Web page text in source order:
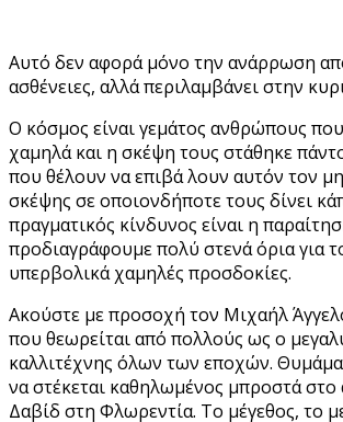
Αυτό δεν αφορά μόνο την ανάρρωση
ασθένειες, αλλά περιλαμβάνει στην
Ο κόσμος είναι γεμάτος ανθρώπους
χαμηλά και η σκέψη τους στάθηκε
που θέλουν να επιβά λουν αυτόν τον
σκέψης σε οποιονδήποτε τους δίνει
πραγματικός κίνδυνος είναι η
προδιαγράφουμε πολύ στενά όρια για
υπερβολικά χαμηλές προσδοκίες.
Ακούστε με προσοχή τον Μιχαήλ
που θεωρείται από πολλούς ως ο
καλλιτέχνης όλων των εποχών.
να στέκεται καθηλωμένος μπροστά στο
Δαβίδ στη Φλωρεντία. Το μέγεθος, το